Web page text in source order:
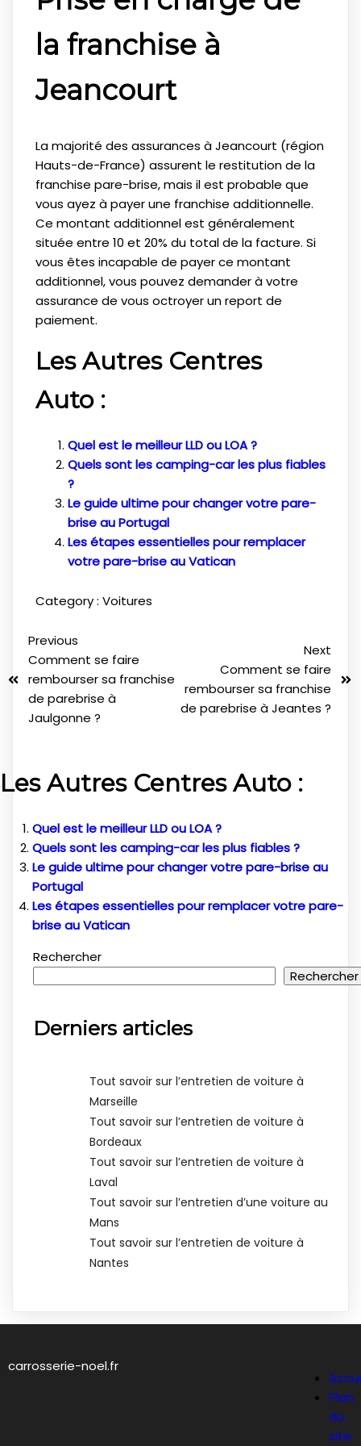
la franchise à
Jeancourt
La majorité des assurances à Jeancourt (région
Hauts-de-France) assurent le restitution de la
franchise pare-brise, mais il est probable que
vous ayez à payer une franchise additionnelle.
Ce montant additionnel est généralement
située entre 10 et 20% du total de la facture. Si
vous êtes incapable de payer ce montant
additionnel, vous pouvez demander à votre
assurance de vous octroyer un report de
paiement.
Les Autres Centres
Auto :
Quel est le meilleur LLD ou LOA ?
Quels sont les camping-car les plus fiables
?
Le guide ultime pour changer votre pare-
brise au Portugal
Les étapes essentielles pour remplacer
votre pare-brise au Vatican
Category : Voitures
Previous
Comment se faire
rembourser sa franchise
de parebrise à
Jaulgonne ?
Next
Comment se faire
rembourser sa franchise
de parebrise à Jeantes ?
Les Autres Centres Auto :
Quel est le meilleur LLD ou LOA ?
Quels sont les camping-car les plus fiables ?
Le guide ultime pour changer votre pare-brise au
Portugal
Les étapes essentielles pour remplacer votre pare-
brise au Vatican
Rechercher
Rechercher
Derniers articles
Tout savoir sur l’entretien de voiture à
Marseille
Tout savoir sur l’entretien de voiture à
Bordeaux
Tout savoir sur l’entretien de voiture à
Laval
Tout savoir sur l’entretien d’une voiture au
Mans
Tout savoir sur l’entretien de voiture à
Nantes
carrosserie-noel.fr
Plan
du
site